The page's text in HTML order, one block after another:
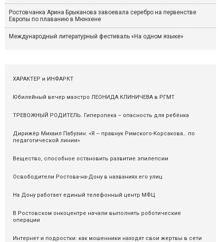
Ростовчанка Арина Брыканова завоевала серебро на первенстве
Европы по плаванию в Мюнхене
Международный литературный фестиваль «На одном языке»
ХАРАКТЕР и ИНФАРКТ
Юбилейный вечер маэстро ЛЕОНИДА КЛИНИЧЕВА в РГМТ
ТРЕВОЖНЫЙ РОДИТЕЛЬ. Гиперопека – опасность для ребёнка
Дирижёр Михаил Пабузин: «Я – правнук Римского-Корсакова… по
педагогической линии»
Вещество, способное остановить развитие эпилепсии
Освободители Ростова-на-Дону в названиях его улиц
На Дону работает единый телефонный центр МФЦ
В Ростовском онкоцентре начали выполнять роботические
операции
Интернет и подростки: как мошенники находят свои жертвы в сети